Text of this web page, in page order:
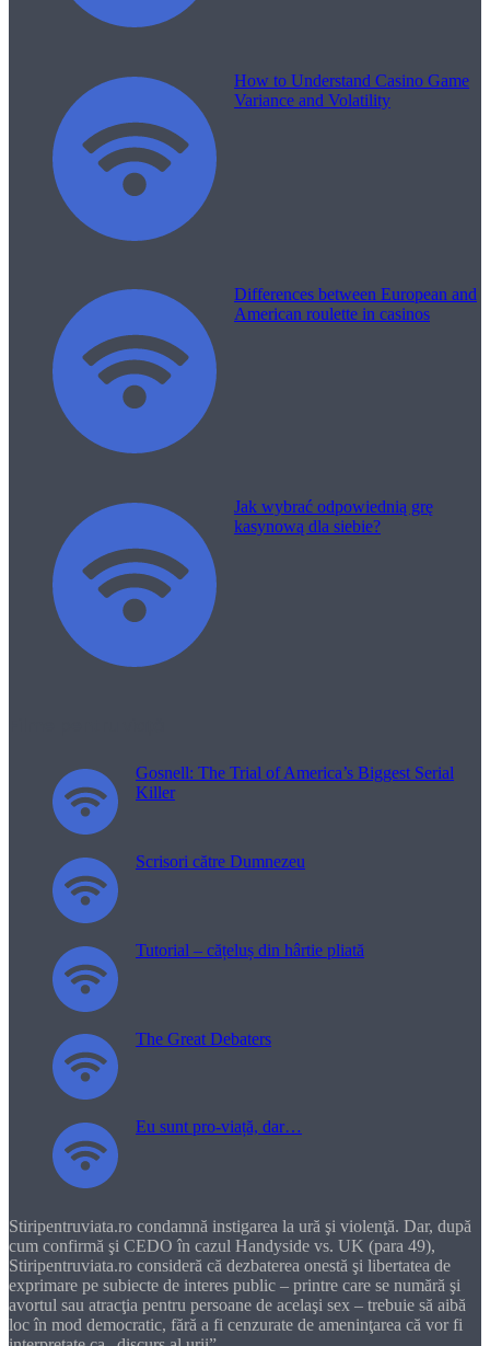
How to Understand Casino Game
Variance and Volatility
Differences between European and
American roulette in casinos
Jak wybrać odpowiednią grę
kasynową dla siebie?
Gosnell: The Trial of America’s Biggest Serial
Killer
Scrisori către Dumnezeu
Tutorial – cățeluș din hârtie pliată
The Great Debaters
Eu sunt pro-viață, dar…
Stiripentruviata.ro condamnă instigarea la ură şi violenţă. Dar, după
cum confirmă şi CEDO în cazul Handyside vs. UK (para 49),
Stiripentruviata.ro consideră că dezbaterea onestă şi libertatea de
exprimare pe subiecte de interes public – printre care se numără şi
avortul sau atracţia pentru persoane de acelaşi sex – trebuie să aibă
loc în mod democratic, fără a fi cenzurate de ameninţarea că vor fi